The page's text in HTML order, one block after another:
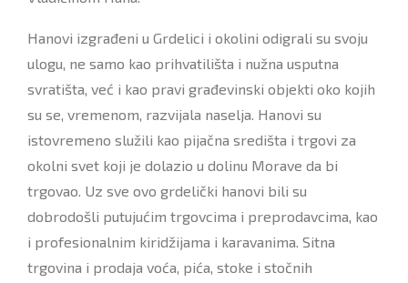
Hanovi izgrađeni u Grdelici i okolini odigrali su svoju
ulogu, ne samo kao prihvatilišta i nužna usputna
svratišta, već i kao pravi građevinski objekti oko kojih
su se, vremenom, razvijala naselјa. Hanovi su
istovremeno služili kao pijačna središta i trgovi za
okolni svet koji je dolazio u dolinu Morave da bi
trgovao. Uz sve ovo grdelički hanovi bili su
dobrodošli putujućim trgovcima i preprodavcima, kao
i profesionalnim kiridžijama i karavanima. Sitna
trgovina i prodaja voća, pića, stoke i stočnih